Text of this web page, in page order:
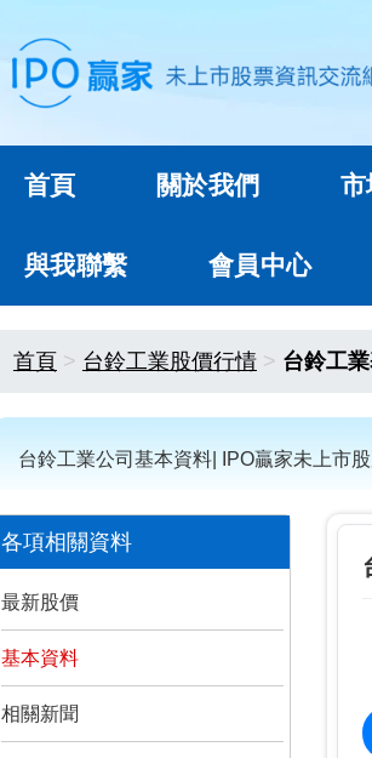
首頁 關於我們 市
與我聯繫 會員中心
首頁 台鈴工業股價行情 台鈴工
台鈴工業公司基本資料| IPO贏家未上市
各項相關資料
最新股價
基本資料
相關新聞